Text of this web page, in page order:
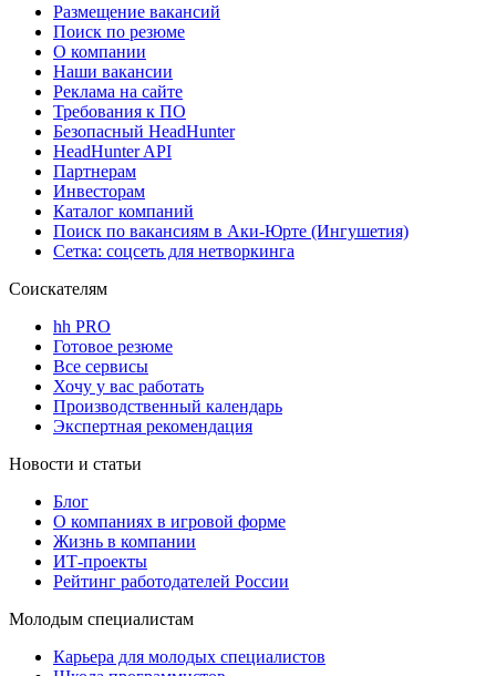
Размещение вакансий
Поиск по резюме
О компании
Наши вакансии
Реклама на сайте
Требования к ПО
Безопасный HeadHunter
HeadHunter API
Партнерам
Инвесторам
Каталог компаний
Поиск по вакансиям в Аки-Юрте (Ингушетия)
Сетка: соцсеть для нетворкинга
Соискателям
hh PRO
Готовое резюме
Все сервисы
Хочу у вас работать
Производственный календарь
Экспертная рекомендация
Новости и статьи
Блог
О компаниях в игровой форме
Жизнь в компании
ИТ-проекты
Рейтинг работодателей России
Молодым специалистам
Карьера для молодых специалистов